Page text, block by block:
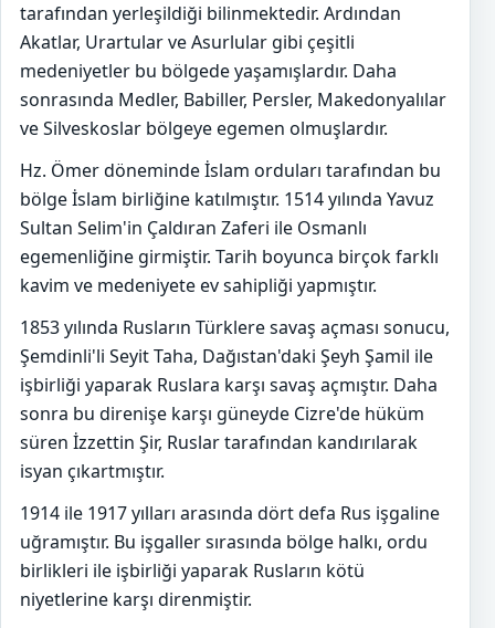
tarafından yerleşildiği bilinmektedir. Ardından
Akatlar, Urartular ve Asurlular gibi çeşitli
medeniyetler bu bölgede yaşamışlardır. Daha
sonrasında Medler, Babiller, Persler, Makedonyalılar
ve Silveskoslar bölgeye egemen olmuşlardır.
Hz. Ömer döneminde İslam orduları tarafından bu
bölge İslam birliğine katılmıştır. 1514 yılında Yavuz
Sultan Selim'in Çaldıran Zaferi ile Osmanlı
egemenliğine girmiştir. Tarih boyunca birçok farklı
kavim ve medeniyete ev sahipliği yapmıştır.
1853 yılında Rusların Türklere savaş açması sonucu,
Şemdinli'li Seyit Taha, Dağıstan'daki Şeyh Şamil ile
işbirliği yaparak Ruslara karşı savaş açmıştır. Daha
sonra bu direnişe karşı güneyde Cizre'de hüküm
süren İzzettin Şir, Ruslar tarafından kandırılarak
isyan çıkartmıştır.
1914 ile 1917 yılları arasında dört defa Rus işgaline
uğramıştır. Bu işgaller sırasında bölge halkı, ordu
birlikleri ile işbirliği yaparak Rusların kötü
niyetlerine karşı direnmiştir.